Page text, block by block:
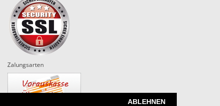
ABLEHNEN
Zalungsarten